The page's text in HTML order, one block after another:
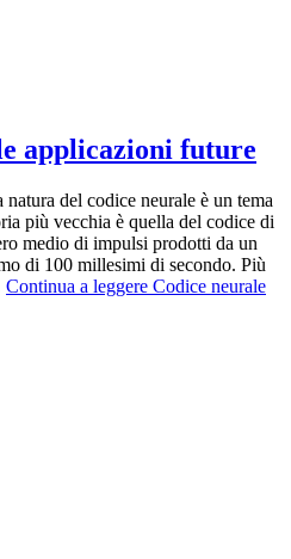
applicazioni future
del codice neurale è un tema
più vecchia è quella del codice di
medio di impulsi prodotti da un
di 100 millesimi di secondo. Più
Continua a leggere Codice neurale